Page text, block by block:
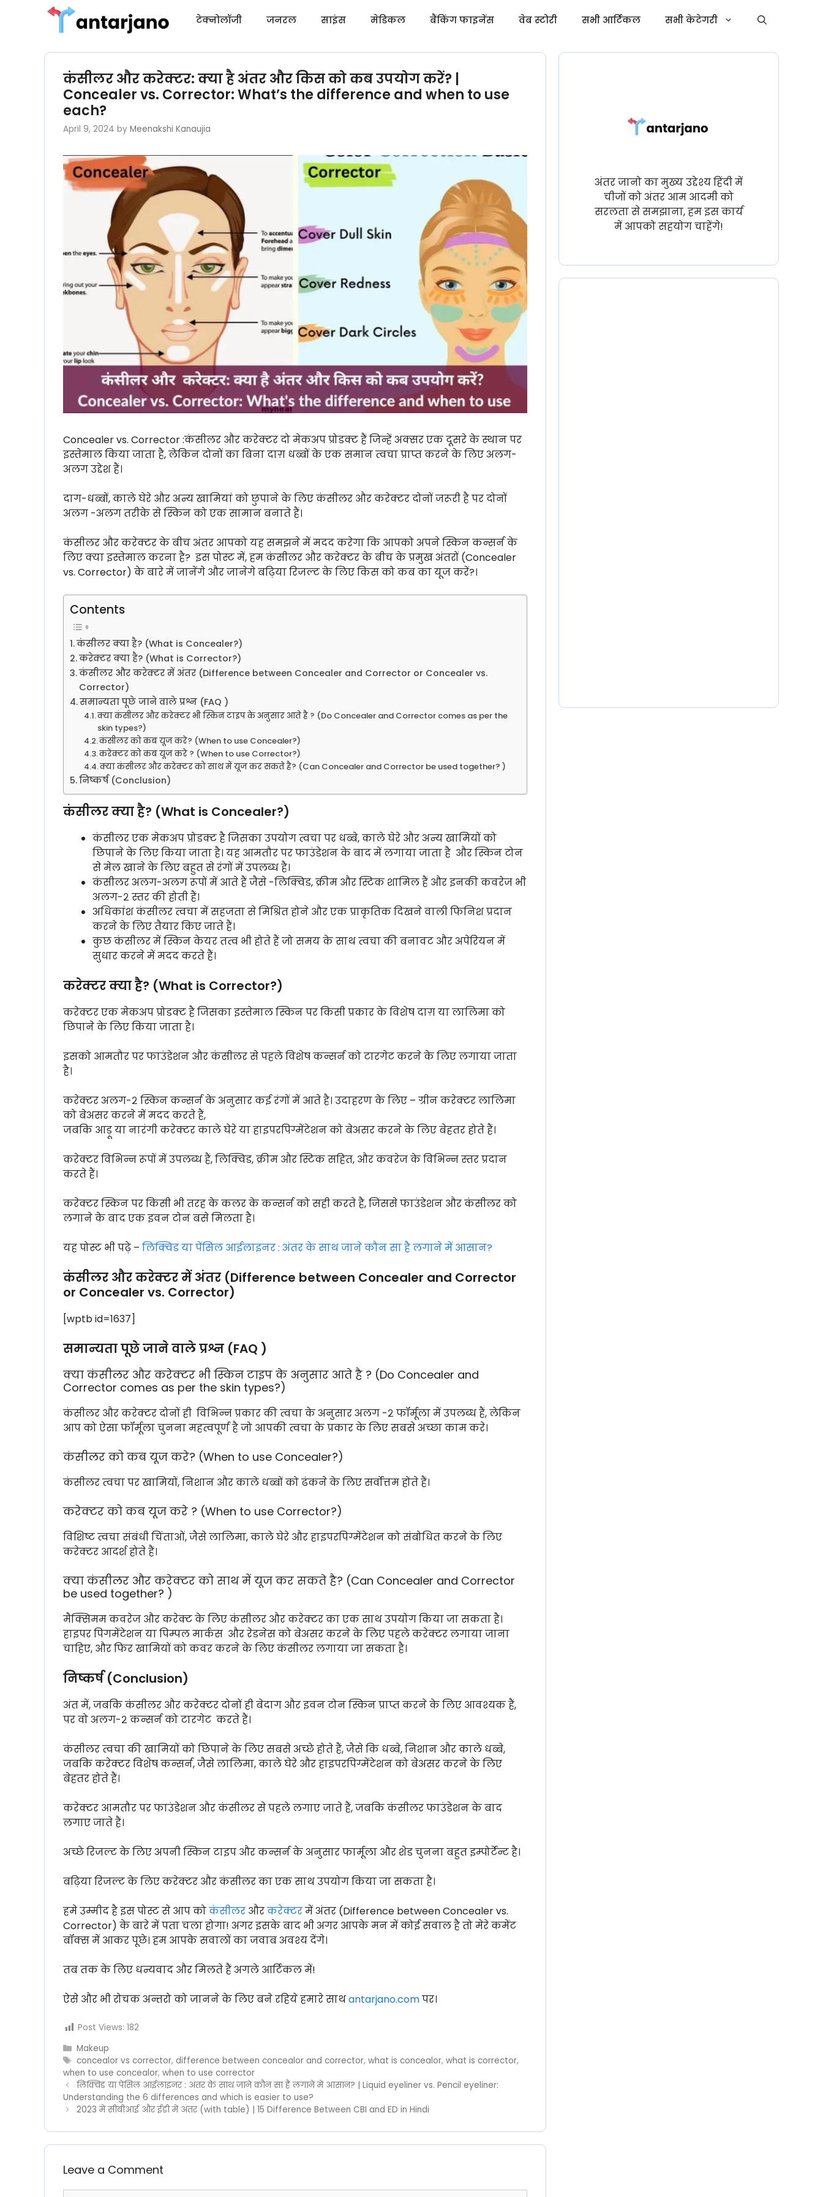
टेक्नोलॉजी जनरल साइंस मेडिकल बैंकिंग फाइनेंस वेब स्टोरी सभी आर्टिकल सभी केटेगरी
कंसीलर और करेक्टर: क्या है अंतर और किस को कब उपयोग करें? |
Concealer vs. Corrector: What’s the difference and when to use
each?
April 9, 2024 by Meenakshi Kanaujia
Concealer vs. Corrector :कंसीलर और करेक्टर दो मेकअप प्रोडक्ट हैं जिन्हें अक्सर एक दूसरे के स्थान पर
इस्तेमाल किया जाता है, लेकिन दोनों का बिना दाग़ धब्बों के एक समान त्वचा प्राप्त करने के लिए अलग-
अलग उद्देश हैं।
दाग-धब्बों, काले घेरे और अन्य खामियां को छुपाने के लिए कंसीलर और करेक्टर दोनों जरूरी है पर दोनों
अलग -अलग तरीके से स्किन को एक सामान बनाते हैं।
कंसीलर और करेक्टर के बीच अंतर आपको यह समझने में मदद करेगा कि आपको अपने स्किन कन्सर्न के
लिए क्या इस्तेमाल करना है? इस पोस्ट में, हम कंसीलर और करेक्टर के बीच के प्रमुख अंतरों (Concealer
vs. Corrector) के बारे में जानेंगे और जानेगे बढ़िया रिजल्ट के लिए किस को कब का यूज करें?।
Contents
कंसीलर क्या है? (What is Concealer?)
करेक्टर क्या है? (What is Corrector?)
कंसीलर और करेक्टर में अंतर (Difference between Concealer and Corrector or Concealer vs.
Corrector)
समान्यता पूछे जाने वाले प्रश्न (FAQ )
क्या कंसीलर और करेक्टर भी स्किन टाइप के अनुसार आते है ? (Do Concealer and Corrector comes as per the
skin types?)
कंसीलर को कब यूज करे? (When to use Concealer?)
करेक्टर को कब यूज करे ? (When to use Corrector?)
क्या कंसीलर और करेक्टर को साथ में यूज कर सकते है? (Can Concealer and Corrector be used together? )
निष्कर्ष (Conclusion)
कंसीलर क्या है? (What is Concealer?)
कंसीलर एक मेकअप प्रोडक्ट है जिसका उपयोग त्वचा पर धब्बे, काले घेरे और अन्य खामियों को
छिपाने के लिए किया जाता है। यह आमतौर पर फाउंडेशन के बाद में लगाया जाता है और स्किन टोन
से मेल खाने के लिए बहुत से रंगों में उपलब्ध है।
कंसीलर अलग-अलग रूपों में आते हैं जैसे -लिक्विड, क्रीम और स्टिक शामिल हैं और इनकी कवरेज भी
अलग-२ स्तर की होती हैं।
अधिकांश कंसीलर त्वचा में सहजता से मिश्रित होने और एक प्राकृतिक दिखने वाली फिनिश प्रदान
करने के लिए तैयार किए जाते हैं।
कुछ कंसीलर में स्किन केयर तत्व भी होते हैं जो समय के साथ त्वचा की बनावट और अपेरियन में
सुधार करने में मदद करते हैं।
करेक्टर क्या है? (What is Corrector?)
करेक्टर एक मेकअप प्रोडक्ट है जिसका इस्तेमाल स्किन पर किसी प्रकार के विशेष दाग़ या लालिमा को
छिपाने के लिए किया जाता है।
इसको आमतौर पर फाउंडेशन और कंसीलर से पहले विशेष कन्सर्न को टारगेट करने के लिए लगाया जाता
है।
करेक्टर अलग-२ स्किन कन्सर्न के अनुसार कई रंगों में आते है। उदाहरण के लिए – ग्रीन करेक्टर लालिमा
को बेअसर करने में मदद करते हैं,
जबकि आड़ू या नारंगी करेक्टर काले घेरे या हाइपरपिग्मेंटेशन को बेअसर करने के लिए बेहतर होते हैं।
करेक्टर विभिन्न रूपों में उपलब्ध हैं, लिक्विड, क्रीम और स्टिक सहित, और कवरेज के विभिन्न स्तर प्रदान
करते हैं।
करेक्टर स्किन पर किसी भी तरह के कलर के कन्सर्न को सही करते है, जिससे फाउंडेशन और कंसीलर को
लगाने के बाद एक इवन टोन बसे मिलता है।
यह पोस्ट भी पढ़े – लिक्विड या पेंसिल आईलाइनर : अंतर के साथ जाने कौन सा है लगाने में आसान?
कंसीलर और करेक्टर में अंतर (Difference between Concealer and Corrector
or Concealer vs. Corrector)
[wptb id=1637]
समान्यता पूछे जाने वाले प्रश्न (FAQ )
क्या कंसीलर और करेक्टर भी स्किन टाइप के अनुसार आते है ? (Do Concealer and
Corrector comes as per the skin types?)
कंसीलर और करेक्टर दोनों ही विभिन्न प्रकार की त्वचा के अनुसार अलग -२ फॉर्मूला में उपलब्ध हैं, लेकिन
आप को ऐसा फॉर्मूला चुनना महत्वपूर्ण है जो आपकी त्वचा के प्रकार के लिए सबसे अच्छा काम करे।
कंसीलर को कब यूज करे? (When to use Concealer?)
कंसीलर त्वचा पर खामियों, निशान और काले धब्बों को ढंकने के लिए सर्वोत्तम होते हैं।
करेक्टर को कब यूज करे ? (When to use Corrector?)
विशिष्ट त्वचा संबंधी चिंताओं, जैसे लालिमा, काले घेरे और हाइपरपिग्मेंटेशन को संबोधित करने के लिए
करेक्टर आदर्श होते हैं।
क्या कंसीलर और करेक्टर को साथ में यूज कर सकते है? (Can Concealer and Corrector
be used together? )
मैक्सिमम कवरेज और करेक्ट के लिए कंसीलर और करेक्टर का एक साथ उपयोग किया जा सकता है।
हाइपर पिगमेंटेशन या पिम्पल मार्कस और रेडनेस को बेअसर करने के लिए पहले करेक्टर लगाया जाना
चाहिए, और फिर खामियों को कवर करने के लिए कंसीलर लगाया जा सकता है।
निष्कर्ष (Conclusion)
अंत में, जबकि कंसीलर और करेक्टर दोनों ही बेदाग और इवन टोन स्किन प्राप्त करने के लिए आवश्यक हैं,
पर वो अलग-२ कन्सर्न को टारगेट करते हैं।
कंसीलर त्वचा की खामियों को छिपाने के लिए सबसे अच्छे होते हैं, जैसे कि धब्बे, निशान और काले धब्बे,
जबकि करेक्टर विशेष कन्सर्न, जैसे लालिमा, काले घेरे और हाइपरपिग्मेंटेशन को बेअसर करने के लिए
बेहतर होते हैं।
करेक्टर आमतौर पर फाउंडेशन और कंसीलर से पहले लगाए जाते हैं, जबकि कंसीलर फाउंडेशन के बाद
लगाए जाते हैं।
अच्छे रिजल्ट के लिए अपनी स्किन टाइप और कन्सर्न के अनुसार फार्मूला और शेड चुनना बहुत इम्पोर्टेन्ट है।
बढ़िया रिजल्ट के लिए करेक्टर और कंसीलर का एक साथ उपयोग किया जा सकता है।
हमे उम्मीद है इस पोस्ट से आप कोकंसीलर औरकरेक्टरमें अंतर (Difference between Concealer vs.
Corrector) के बारे में पता चला होगा! अगर इसके बाद भी अगर आपके मन में कोई सवाल है तो मेरे कमेंट
बॉक्स में आकर पूछे। हम आपके सवालों का जवाब अवश्य देंगे।
तब तक के लिए धन्यवाद और मिलते हैं अगले आर्टिकल में!
ऐसे और भी रोचक अन्तरो को जानने के लिए बने रहिये हमारे साथantarjano.comपर।
Post Views: 182
Categories
Makeup
Tags
concealor vs corrector, difference between concealor and corrector, what is concealor, what is corrector,
when to use concealor, when to use corrector
लिक्विड या पेंसिल आईलाइनर : अंतर के साथ जाने कौन सा है लगाने में आसान? | Liquid eyeliner vs. Pencil eyeliner:
Understanding the 6 differences and which is easier to use?
2023 में सीबीआई और ईडी में अंतर (with table) | 15 Difference Between CBI and ED in Hindi
Leave a Comment
अंतर जानो का मुख्य उद्देश्य हिंदी में
चीजों को अंतर आम आदमी को
सरलता से समझाना, हम इस कार्य
में आपको सहयोग चाहेंगे!